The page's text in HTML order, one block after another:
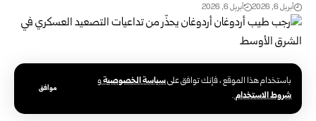
باستخدام هذا الموقع ، فإنك توافق علىسياسة الخصوصيةو
شروط الاستخدام.
موافق
أبريل 6, 2026 أبريل 6, 2026